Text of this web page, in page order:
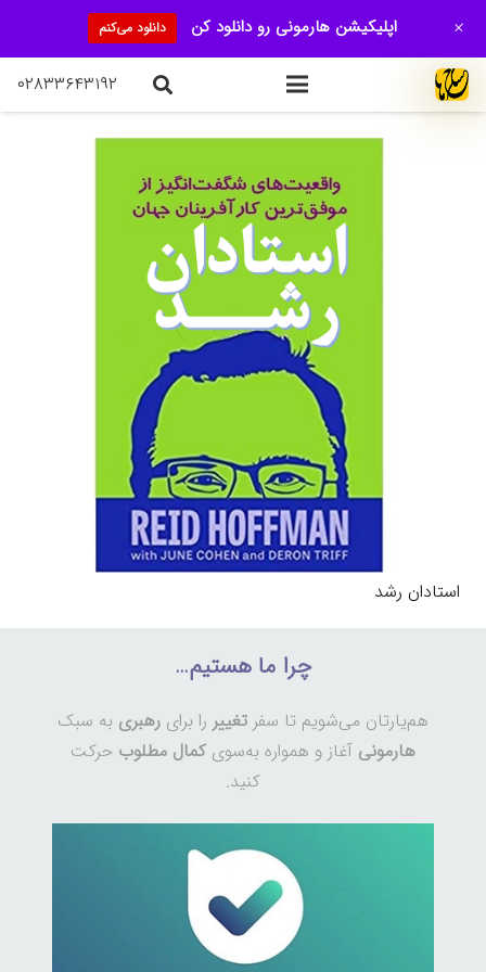
۰۲۸۳۳۶۴۳۱۹۲
استادان رشد
چرا ما هستیم…
هم‌یارتان می‌شویم تا سفر تغییر را برای رهبری به سبک
هارمونی آغاز و همواره به‌سوی کمال مطلوب حرکت
کنید.
اپلیکیشن هارمونی رو دانلود کن دانلود می‌کنم +